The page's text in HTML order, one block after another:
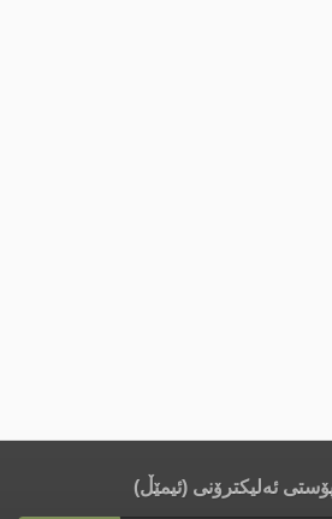
ئەلیکترۆنی (ئیمێڵ)